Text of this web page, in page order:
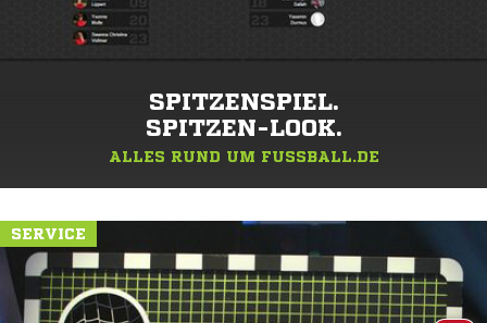
SPITZENSPIEL.
SPITZEN-LOOK.
ALLES RUND UM FUSSBALL.DE
SERVICE